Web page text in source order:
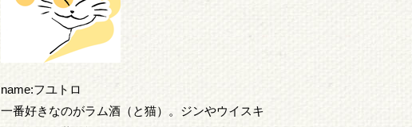
name:フユトロ
一番好きなのがラム酒（と猫）。ジンやウイスキ